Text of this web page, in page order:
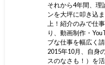
それから4年間、理
ンを大坪に叩き込
上！紹介のみで仕
り、動画制作・
ブな仕事を幅広く
2015年10月、自身
スのなさも！）を